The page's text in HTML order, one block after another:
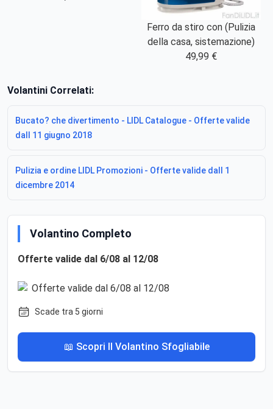
Ferro da stiro con (Pulizia
della casa, sistemazione)
49,99 €
Volantini Correlati:
Bucato? che divertimento - LIDL Catalogue - Offerte valide
dall 11 giugno 2018
Pulizia e ordine LIDL Promozioni - Offerte valide dall 1
dicembre 2014
Volantino Completo
Offerte valide dal 6/08 al 12/08
Scade tra 5 giorni
📖 Scopri Il Volantino Sfogliabile